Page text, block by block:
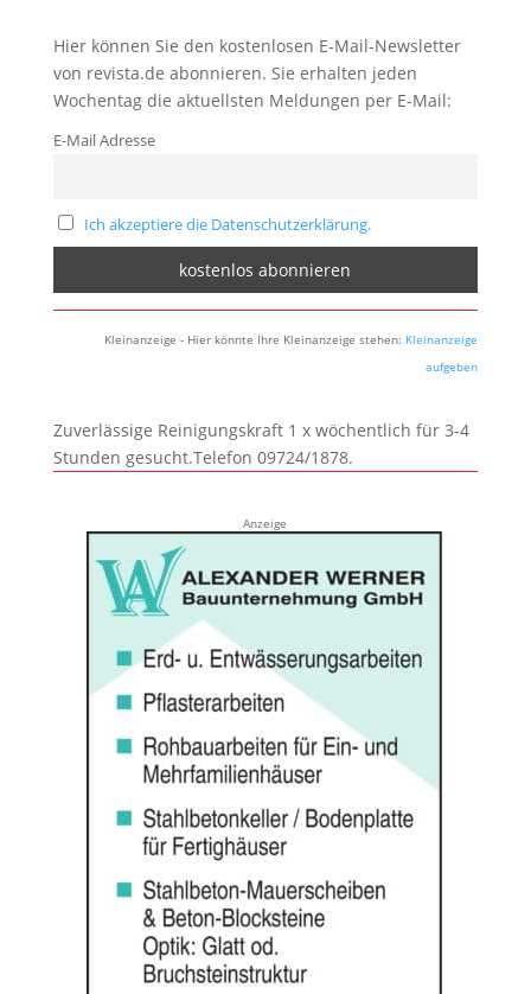
Hier können Sie den kostenlosen E-Mail-Newsletter
von revista.de abonnieren. Sie erhalten jeden
Wochentag die aktuellsten Meldungen per E-Mail:
E-Mail Adresse
Ich akzeptiere die Datenschutzerklärung.
Kleinanzeige - Hier könnte Ihre Kleinanzeige stehen: Kleinanzeige
aufgeben
Zuverlässige Reinigungskraft 1 x wöchentlich für 3-4
Stunden gesucht.Telefon 09724/1878.
Anzeige